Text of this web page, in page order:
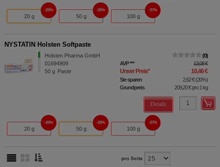
20 g
20%
50 g
20%
100 g
37%
NYSTATIN Holsten Softpaste
Holsten Pharma GmbH
01694909
50 g Paste
0
AVP*** 13,08 €
Unser Preis* 10,46 €
Sie sparen 2,62 €(20%)
Grundpreis
209,20 €pro 1 kg
Details
20 g
20%
50 g
20%
100 g
37%
pro Seite